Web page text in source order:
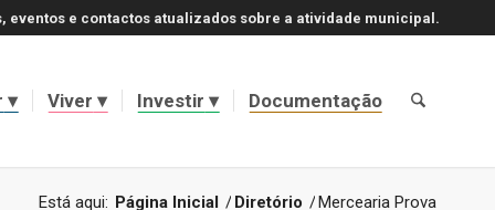
eventos e contactos atualizados sobre a atividade municipal.
Viver Investir Documentação
Está aqui: Página Inicial / Diretório /Mercearia Prova